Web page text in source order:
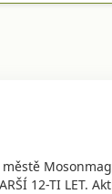
12-TI LET.